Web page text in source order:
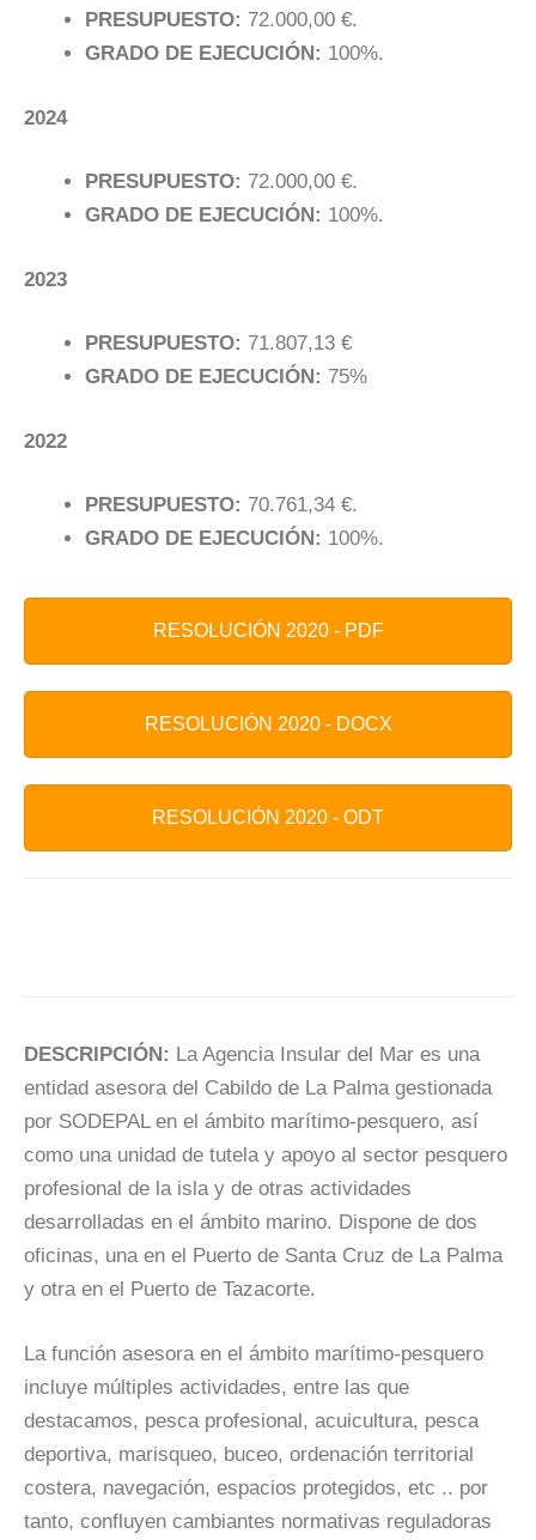
PRESUPUESTO: 72.000,00 €.
GRADO DE EJECUCIÓN: 100%.
2024
PRESUPUESTO: 72.000,00 €.
GRADO DE EJECUCIÓN: 100%.
2023
PRESUPUESTO: 71.807,13 €
GRADO DE EJECUCIÓN: 75%
2022
PRESUPUESTO: 70.761,34 €.
GRADO DE EJECUCIÓN: 100%.
RESOLUCIÓN 2020 - PDF
RESOLUCIÓN 2020 - DOCX
RESOLUCIÓN 2020 - ODT
DESCRIPCIÓN: La Agencia Insular del Mar es una
entidad asesora del Cabildo de La Palma gestionada
por SODEPAL en el ámbito marítimo-pesquero, así
como una unidad de tutela y apoyo al sector pesquero
profesional de la isla y de otras actividades
desarrolladas en el ámbito marino. Dispone de dos
oficinas, una en el Puerto de Santa Cruz de La Palma
y otra en el Puerto de Tazacorte.
La función asesora en el ámbito marítimo-pesquero
incluye múltiples actividades, entre las que
destacamos, pesca profesional, acuicultura, pesca
deportiva, marisqueo, buceo, ordenación territorial
costera, navegación, espacios protegidos, etc .. por
tanto, confluyen cambiantes normativas reguladoras